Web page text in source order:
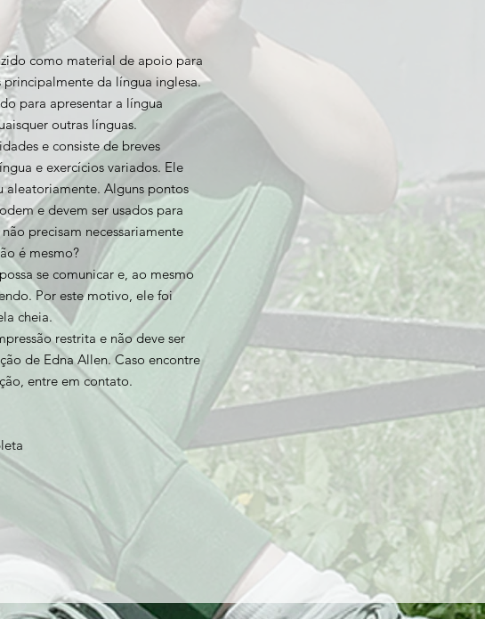
como material de apoio para
principalmente da língua inglesa.
para apresentar a língua
outras línguas.
e consiste de breves
e exercícios variados. Ele
aleatoriamente. Alguns pontos
e devem ser usados para
precisam necessariamente
é mesmo?
se comunicar e, ao mesmo
Por este motivo, ele foi
cheia.
restrita e não deve ser
de Edna Allen. Caso encontre
entre em contato.